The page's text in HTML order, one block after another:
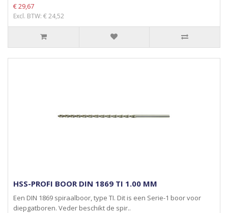
€ 29,67
Excl. BTW: € 24,52
HSS-PROFI BOOR DIN 1869 TI 1.00 MM
Een DIN 1869 spiraalboor, type TI. Dit is een Serie-1 boor voor
diepgatboren. Veder beschikt de spir..